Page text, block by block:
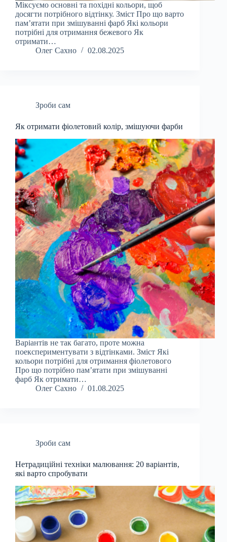
Міксуємо основні та похідні кольори, щоб
досягти потрібного відтінку. Зміст Про що варто
пам’ятати при змішуванні фарб Які кольори
потрібні для отримання бежевого Як
отримати…
Олег Сахно
02.08.2025
Зроби сам
Як отримати фіолетовий колір, змішуючи фарби
Варіантів не так багато, проте можна
поекспериментувати з відтінками. Зміст Які
кольори потрібні для отримання фіолетового
Про що потрібно пам’ятати при змішуванні
фарб Як отримати…
Олег Сахно
01.08.2025
Зроби сам
Нетрадиційні техніки малювання: 20 варіантів,
які варто спробувати